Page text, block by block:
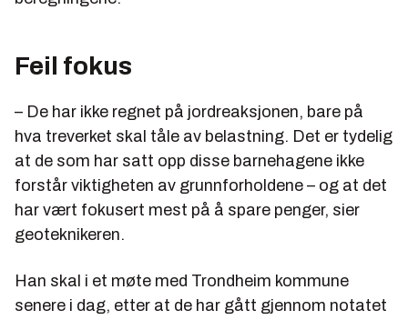
Feil fokus
– De har ikke regnet på jordreaksjonen, bare på
hva treverket skal tåle av belastning. Det er tydelig
at de som har satt opp disse barnehagene ikke
forstår viktigheten av grunnforholdene – og at det
har vært fokusert mest på å spare penger, sier
geoteknikeren.
Han skal i et møte med Trondheim kommune
senere i dag, etter at de har gått gjennom notatet